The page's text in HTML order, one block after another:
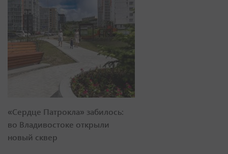
«Сердце Патрокла» забилось:
во Владивостоке открыли
новый сквер